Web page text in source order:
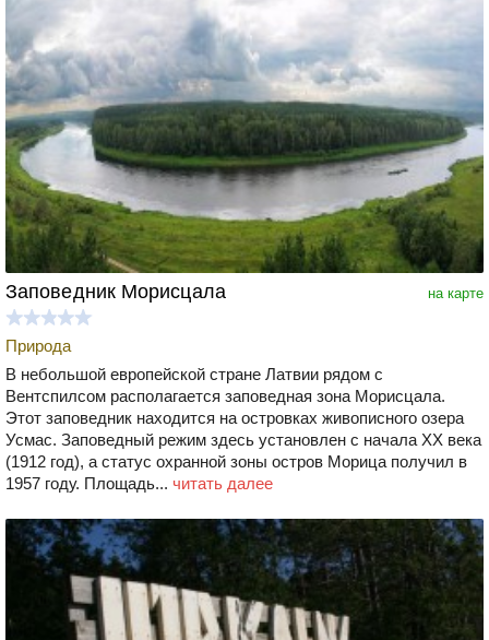
на карте
Заповедник Морисцала
Природа
В небольшой европейской стране Латвии рядом с
Вентспилсом располагается заповедная зона Морисцала.
Этот заповедник находится на островках живописного озера
Усмас. Заповедный режим здесь установлен с начала ХХ века
(1912 год), а статус охранной зоны остров Морица получил в
1957 году. Площадь... читать далее